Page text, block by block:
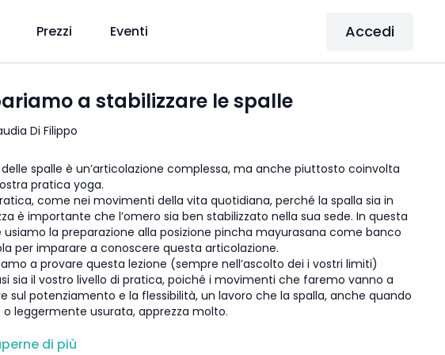
Prezzi Eventi Accedi
a stabilizzare le spalle
Di Filippo
spalle è un’articolazione complessa, ma anche piuttosto coinvolta
pratica yoga.
come nei movimenti della vita quotidiana, perché la spalla sia in
è importante che l’omero sia ben stabilizzato nella sua sede. In questa
usiamo la preparazione alla posizione pincha mayurasana come banco
per imparare a conoscere questa articolazione.
a provare questa lezione (sempre nell’ascolto dei i vostri limiti)
sia il vostro livello di pratica, poiché i movimenti che faremo vanno a
sul potenziamento e la flessibilità, un lavoro che la spalla, anche quando
o leggermente usurata, apprezza molto.
di più